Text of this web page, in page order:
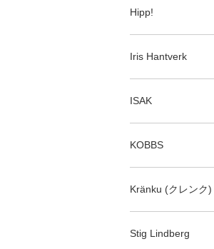
Hipp!
Iris Hantverk
ISAK
KOBBS
Kränku (クレンク)
Stig Lindberg